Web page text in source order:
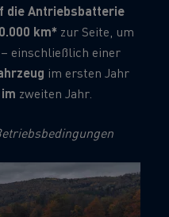
die Antriebsbatterie
km* zur Seite, um
einschließlich einer
im ersten Jahr
zweiten Jahr.